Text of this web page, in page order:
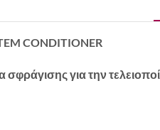
CONDITIONER
σφράγισης για την